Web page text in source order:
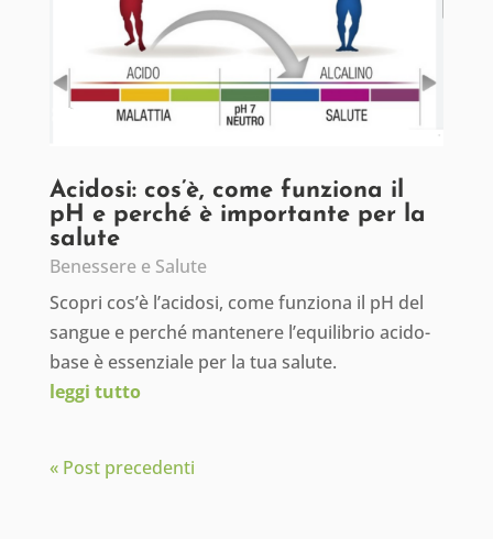
Acidosi: cos’è, come funziona il
pH e perché è importante per la
salute
Benessere e Salute
Scopri cos’è l’acidosi, come funziona il pH del
sangue e perché mantenere l’equilibrio acido-
base è essenziale per la tua salute.
leggi tutto
« Post precedenti